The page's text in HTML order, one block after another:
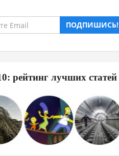
ПОДПИШИСЬ!
рейтинг лучших статей